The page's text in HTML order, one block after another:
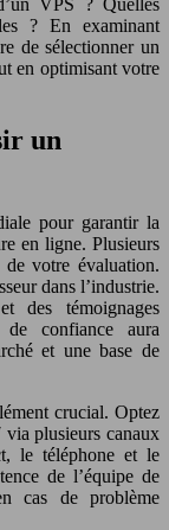
? En examinant
de sélectionner un
en optimisant votre
un
pour garantir la
en ligne. Plusieurs
votre évaluation.
dans l’industrie.
des témoignages
de confiance aura
et une base de
crucial. Optez
plusieurs canaux
le téléphone et le
de l’équipe de
cas de problème